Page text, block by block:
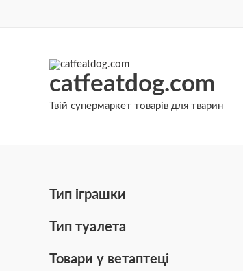
catfeatdog.com
Твій супермаркет товарів для тварин
Тип іграшки
Тип туалета
Товари у ветаптеці